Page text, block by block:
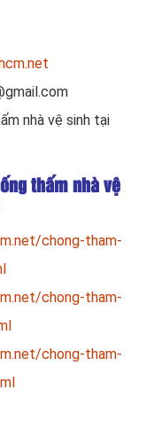
nhà vệ sinh tại
thấm nhà vệ
chong-tham-
chong-tham-
chong-tham-